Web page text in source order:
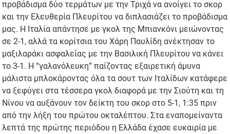
προβάδισμα δύο τερμάτων με την Τριχά να ανοίγει το σκορ
και την Ελευθερία Πλευρίτου να διπλασιάζει το προβάδισμα
μας. Η Ιταλία απάντησε με γκολ της Μπιανκόνι μειώνοντας
σε 2-1, αλλά τα κορίτσια του Χάρη Παυλίδη ανέκτησαν το
μαξιλαράκι ασφαλείας με την Βασιλική Πλευρίτου να κάνει
το 3-1. Η “γαλανόλευκη” παίζοντας εξαιρετική άμυνα
μάλιστα μπλοκάροντας όλα τα σουτ των Ιταλίδων κατάφερε
να ξεφύγει στα τέσσερα γκολ διαφορά με την Σιούτη και τη
Νίνου να αυξάνουν τον δείκτη του σκορ στο 5-1, 1:35 πριν
από την λήξη του πρώτου οκταλέπτου. Στα εναπομείναντα
λεπτά της πρώτης περιόδου η Ελλάδα έχασε ευκαιρία με